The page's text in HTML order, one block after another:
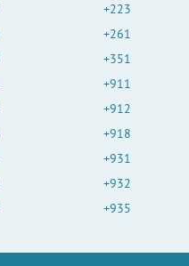
+223
+261
+351
+911
+912
+918
+931
+932
+935